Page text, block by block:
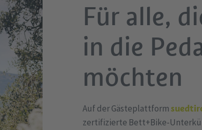
Für alle,
in die
möchten
Auf der Gästeplattform
zertifizierte Bett+Bike-